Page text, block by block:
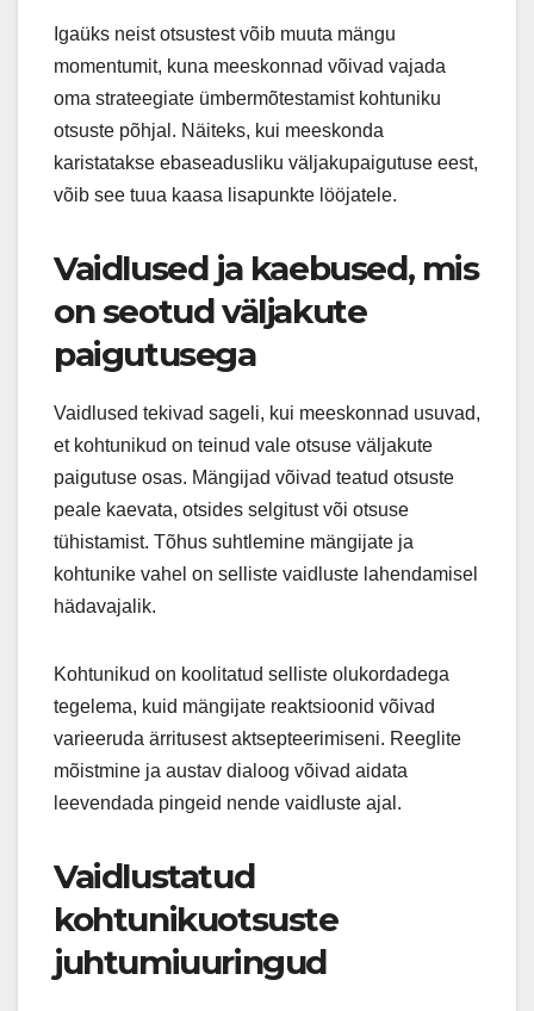
Igaüks neist otsustest võib muuta mängu
momentumit, kuna meeskonnad võivad vajada
oma strateegiate ümbermõtestamist kohtuniku
otsuste põhjal. Näiteks, kui meeskonda
karistatakse ebaseadusliku väljakupaigutuse eest,
võib see tuua kaasa lisapunkte lööjatele.
Vaidlused ja kaebused, mis
on seotud väljakute
paigutusega
Vaidlused tekivad sageli, kui meeskonnad usuvad,
et kohtunikud on teinud vale otsuse väljakute
paigutuse osas. Mängijad võivad teatud otsuste
peale kaevata, otsides selgitust või otsuse
tühistamist. Tõhus suhtlemine mängijate ja
kohtunike vahel on selliste vaidluste lahendamisel
hädavajalik.
Kohtunikud on koolitatud selliste olukordadega
tegelema, kuid mängijate reaktsioonid võivad
varieeruda ärritusest aktsepteerimiseni. Reeglite
mõistmine ja austav dialoog võivad aidata
leevendada pingeid nende vaidluste ajal.
Vaidlustatud
kohtunikuotsuste
juhtumiuuringud